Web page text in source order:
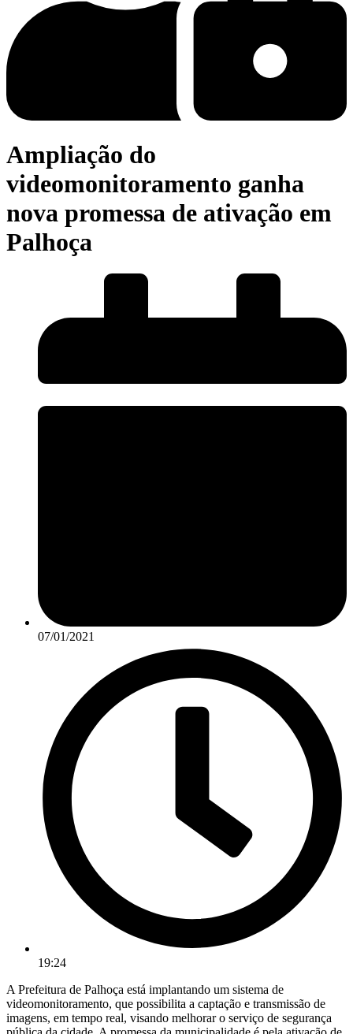
Ampliação do
videomonitoramento ganha
nova promessa de ativação em
Palhoça
07/01/2021
19:24
A Prefeitura de Palhoça está implantando um sistema de
videomonitoramento, que possibilita a captação e transmissão de
imagens, em tempo real, visando melhorar o serviço de segurança